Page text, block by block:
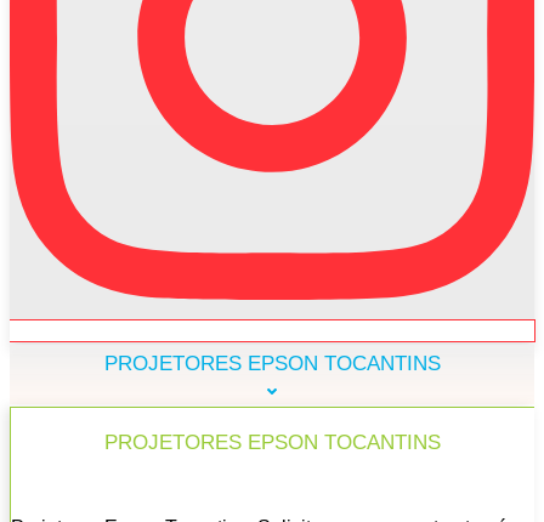
PROJETORES EPSON TOCANTINS
PROJETORES EPSON TOCANTINS